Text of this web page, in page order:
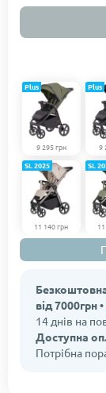
9 295 грн
Plus
9
Plus
11 140 грн
SL 2025 SL
від 7000грн •
14 днів на
Доступна
Потрібна